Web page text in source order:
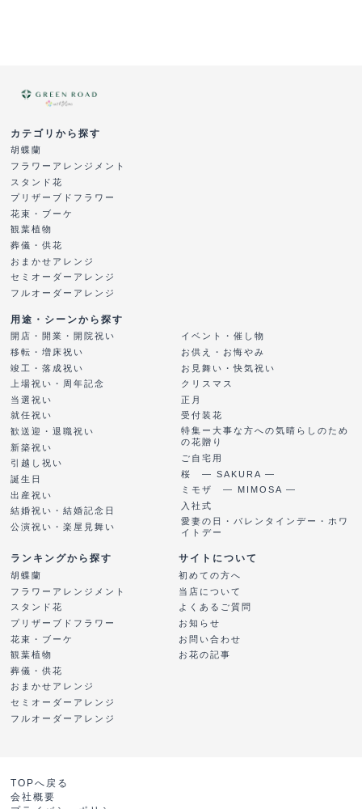
カテゴリから探す
胡蝶蘭
フラワーアレンジメント
スタンド花
プリザーブドフラワー
花束・ブーケ
観葉植物
葬儀・供花
おまかせアレンジ
セミオーダーアレンジ
フルオーダーアレンジ
用途・シーンから探す
開店・開業・開院祝い
移転・増床祝い
竣工・落成祝い
上場祝い・周年記念
当選祝い
就任祝い
歓送迎・退職祝い
新築祝い
引越し祝い
誕生日
出産祝い
結婚祝い・結婚記念日
公演祝い・楽屋見舞い
イベント・催し物
お供え・お悔やみ
お見舞い・快気祝い
クリスマス
正月
受付装花
特集ー大事な方への気晴らしのため
の花贈り
ご自宅用
桜 ― SAKURA ―
ミモザ ― MIMOSA ―
入社式
愛妻の日・バレンタインデー・ホワ
イトデー
ランキングから探す
胡蝶蘭
フラワーアレンジメント
スタンド花
プリザーブドフラワー
花束・ブーケ
観葉植物
葬儀・供花
おまかせアレンジ
セミオーダーアレンジ
フルオーダーアレンジ
サイトについて
初めての方へ
当店について
よくあるご質問
お知らせ
お問い合わせ
お花の記事
TOPへ戻る
会社概要